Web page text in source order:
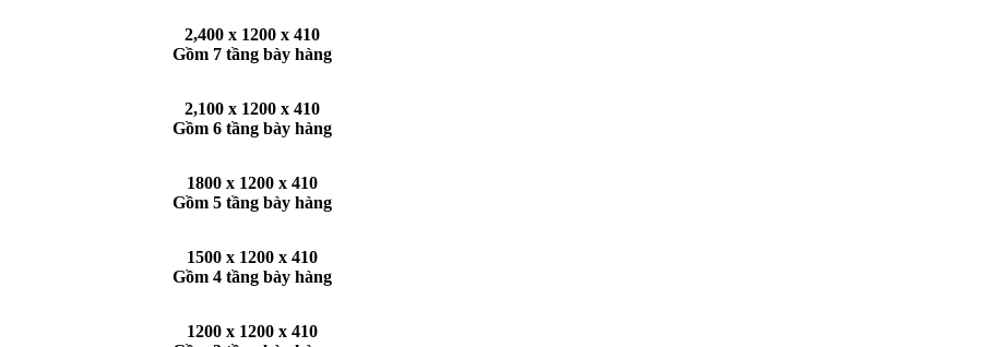
2,400 x 1200 x 410
Gồm 7 tầng bày hàng
2,100 x 1200 x 410
Gồm 6 tầng bày hàng
1800 x 1200 x 410
Gồm 5 tầng bày hàng
1500 x 1200 x 410
Gồm 4 tầng bày hàng
1200 x 1200 x 410